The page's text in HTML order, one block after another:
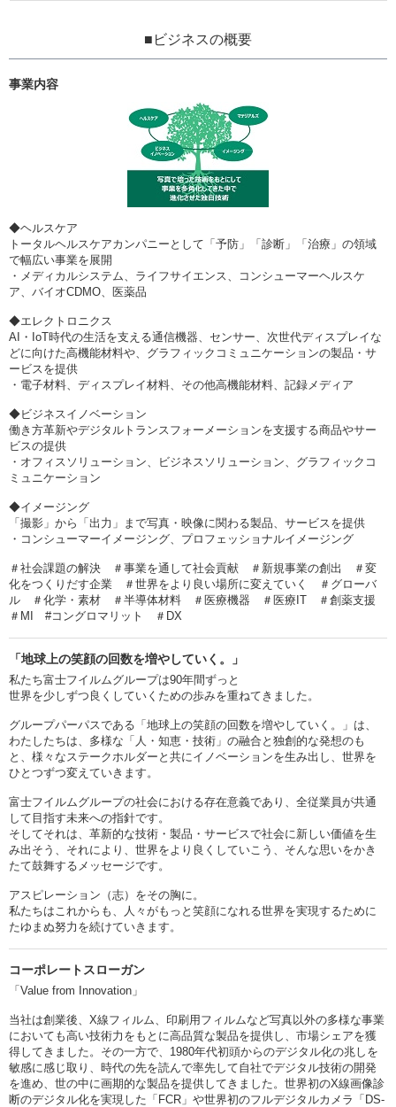
■ビジネスの概要
事業内容
◆ヘルスケア
トータルヘルスケアカンパニーとして「予防」「診断」「治療」の領域
で幅広い事業を展開
・メディカルシステム、ライフサイエンス、コンシューマーヘルスケ
ア、バイオCDMO、医薬品
◆エレクトロニクス
AI・IoT時代の生活を支える通信機器、センサー、次世代ディスプレイな
どに向けた高機能材料や、グラフィックコミュニケーションの製品・サ
ービスを提供
・電子材料、ディスプレイ材料、その他高機能材料、記録メディア
◆ビジネスイノベーション
働き方革新やデジタルトランスフォーメーションを支援する商品やサー
ビスの提供
・オフィスソリューション、ビジネスソリューション、グラフィックコ
ミュニケーション
◆イメージング
「撮影」から「出力」まで写真・映像に関わる製品、サービスを提供
・コンシューマーイメージング、プロフェッショナルイメージング
＃社会課題の解決 ＃事業を通して社会貢献 ＃新規事業の創出 ＃変
化をつくりだす企業 ＃世界をより良い場所に変えていく ＃グローバ
ル ＃化学・素材 ＃半導体材料 ＃医療機器 ＃医療IT ＃創薬支援
＃MI #コングロマリット ＃DX
「地球上の笑顔の回数を増やしていく。」
私たち富士フイルムグループは90年間ずっと
世界を少しずつ良くしていくための歩みを重ねてきました。
グループパーパスである「地球上の笑顔の回数を増やしていく。」は、
わたしたちは、多様な「人・知恵・技術」の融合と独創的な発想のも
と、様々なステークホルダーと共にイノベーションを生み出し、世界を
ひとつずつ変えていきます。
富士フイルムグループの社会における存在意義であり、全従業員が共通
して目指す未来への指針です。
そしてそれは、革新的な技術・製品・サービスで社会に新しい価値を生
み出そう、それにより、世界をより良くしていこう、そんな思いをかき
たて鼓舞するメッセージです。
アスピレーション（志）をその胸に。
私たちはこれからも、人々がもっと笑顔になれる世界を実現するために
たゆまぬ努力を続けていきます。
コーポレートスローガン
「Value from Innovation」
当社は創業後、X線フィルム、印刷用フィルムなど写真以外の多様な事業
においても高い技術力をもとに高品質な製品を提供し、市場シェアを獲
得してきました。その一方で、1980年代初頭からのデジタル化の兆しを
敏感に感じ取り、時代の先を読んで率先して自社でデジタル技術の開発
を進め、世の中に画期的な製品を提供してきました。世界初のX線画像診
断のデジタル化を実現した「FCR」や世界初のフルデジタルカメラ「DS-